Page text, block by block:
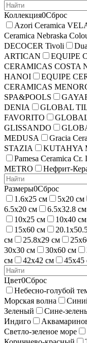
Коллекция0Сброс
Azori Ceramica
Ceramica Nebraska
DECOCER Tivoli
ARTICAN
EQUIPE
CERAMICAS COSTA
HANOI
EQUIPE
CERAMICAS
SPA&POOLS
DENIA
GLOBAL
FAVORITO
GLISSANDO
MEDUSA
Gracia
STAZIA
KUTAHYA
Pamesa Ceramica
METRO
Нефрит-
Размеры0Сброс
1.6х25 см
5х20 см
6.5х20 см
6.5х32.8 см
10х25 см
10х40 см
15х60 см
см
25.8х29 см
30х30 см
30х60 см
см
42х42 см 45х45
Цвет0Сброс
Небесно-голубой
Морская волна
Зеленый
Сине-
Индиго
Светло-зеленое море